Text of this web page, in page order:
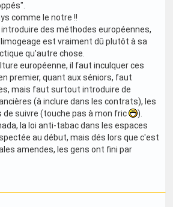
comme le notre !!
introduire des méthodes européennes,
est vraiment dû plutôt à sa
qu'autre chose.
européenne, il faut inculquer ces
premier, quant aux séniors, faut
mais faut surtout introduire de
(à inclure dans les contrats), les
suivre (touche pas à mon fric
).
la loi anti-tabac dans les espaces
au début, mais dés lors que c'est
amendes, les gens ont fini par